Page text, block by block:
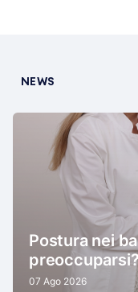
NEWS
Postura nei
preoccuparsi?
07 Ago 2026